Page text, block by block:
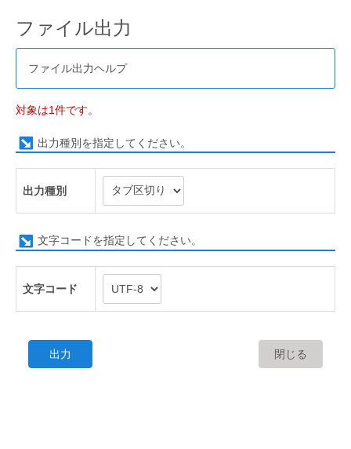
ファイル出力
ファイル出力ヘルプ
対象は1件です。
出力種別を指定してください。
出力種別
文字コードを指定してください。
文字コード